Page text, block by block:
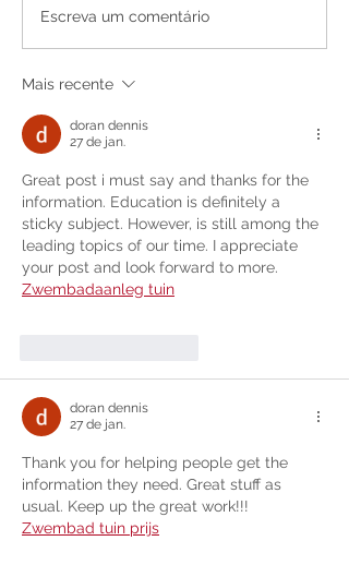
PE 022/2025 - Aviso de
Escreva um comentário
Mais recente
doran dennis
27 de jan.
Great post i must say and thanks for the
information. Education is definitely a
sticky subject. However, is still among the
leading topics of our time. I appreciate
your post and look forward to more.
Zwembadaanleg tuin
doran dennis
27 de jan.
Thank you for helping people get the
information they need. Great stuff as
usual. Keep up the great work!!!
Zwembad tuin prijs